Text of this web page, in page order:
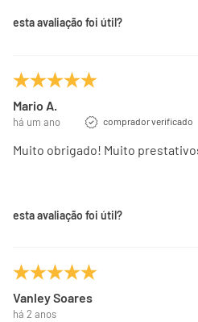
esta avaliação foi útil?
Mario A.
há um ano comprador verificado
Muito obrigado! Muito
esta avaliação foi útil?
Vanley Soares
há 2 anos